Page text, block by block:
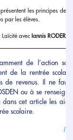
les principes de
par les élèves.
Laïcité avec Iannis RODER
de l’action
de la rentrée
de revenus. Il ne
ou à se
dans cet article les
scolaire.